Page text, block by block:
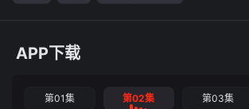
APP下载
第01集 第02集 第03集